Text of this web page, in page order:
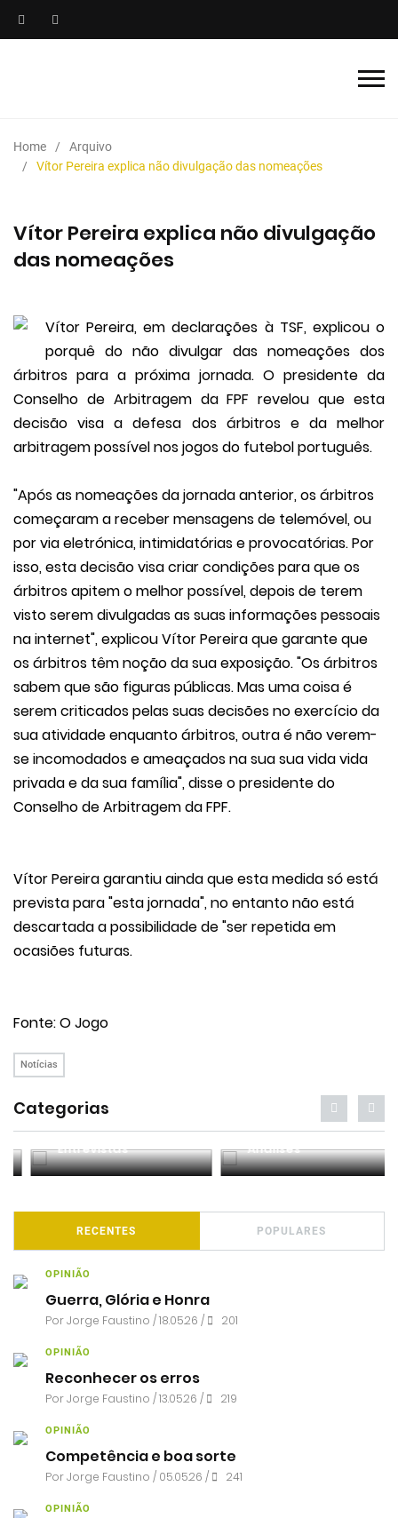
Home
Arquivo
Vítor Pereira explica não divulgação das nomeações
Vítor Pereira explica não divulgação
das nomeações
Vítor Pereira, em declarações à TSF, explicou o
porquê do não divulgar das nomeações dos
árbitros para a próxima jornada. O presidente da
Conselho de Arbitragem da FPF revelou que esta
decisão visa a defesa dos árbitros e da melhor
arbitragem possível nos jogos do futebol português.
"Após as nomeações da jornada anterior, os árbitros
começaram a receber mensagens de telemóvel, ou
por via eletrónica, intimidatórias e provocatórias. Por
isso, esta decisão visa criar condições para que os
árbitros apitem o melhor possível, depois de terem
visto serem divulgadas as suas informações pessoais
na internet", explicou Vítor Pereira que garante que
os árbitros têm noção da sua exposição. "Os árbitros
sabem que são figuras públicas. Mas uma coisa é
serem criticados pelas suas decisões no exercício da
sua atividade enquanto árbitros, outra é não verem-
se incomodados e ameaçados na sua sua vida vida
privada e da sua família", disse o presidente do
Conselho de Arbitragem da FPF.
Vítor Pereira garantiu ainda que esta medida só está
prevista para "esta jornada", no entanto não está
descartada a possibilidade de "ser repetida em
ocasiões futuras.
Fonte: O Jogo
Notícias
Categorias
Entrevistas Análises
RECENTES POPULARES
OPINIÃO
Guerra, Glória e Honra
PorJorge Faustino / 18.05.26 / 201
OPINIÃO
Reconhecer os erros
PorJorge Faustino / 13.05.26 / 219
OPINIÃO
Competência e boa sorte
PorJorge Faustino / 05.05.26 / 241
OPINIÃO